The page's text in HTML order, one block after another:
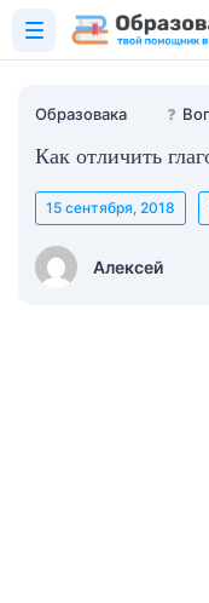
Образовака ❓
Как отличить
Алексей
15 сентября, 2018